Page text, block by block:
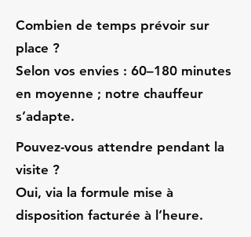
Combien de temps prévoir sur
place ?
Selon vos envies : 60–180 minutes
en moyenne ; notre chauffeur
s’adapte.
Pouvez-vous attendre pendant la
visite ?
Oui, via la formule mise à
disposition facturée à l’heure.